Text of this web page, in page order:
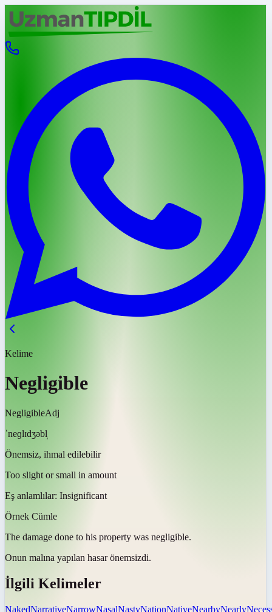
Kelime
Negligible
NegligibleAdj
ˈneɡlɪdʒəbl̩
Önemsiz, ihmal edilebilir
Too slight or small in amount
Eş anlamlılar: Insignificant
Örnek Cümle
The damage done to his property was negligible.
Onun malına yapılan hasar önemsizdi.
İlgili Kelimeler
NakedNarrativeNarrowNasalNastyNationNativeNearbyNearly